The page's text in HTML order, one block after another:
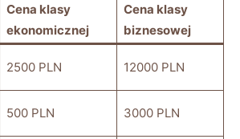
Cena klasy
ekonomicznej
Cena klasy
biznesowej
2500⁢ PLN 12000 PLN
500​ PLN 3000 PLN